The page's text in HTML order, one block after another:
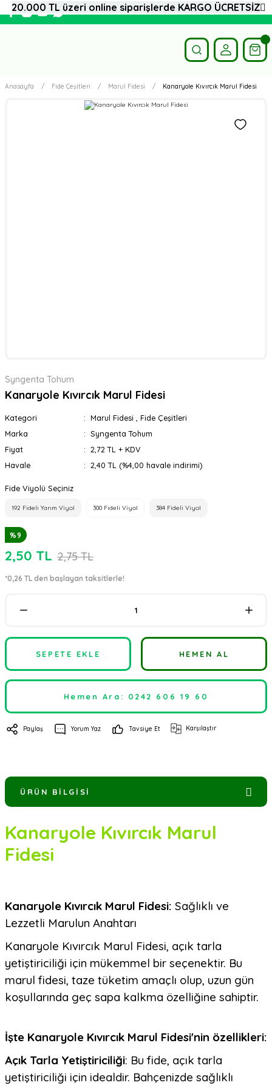
Anasayfa Fide Çeşitleri Marul Fidesi Kanaryole Kıvırcık Marul Fidesi
Syngenta Tohum
Kanaryole Kıvırcık Marul Fidesi
Kategori Marul Fidesi
Fide Çeşitleri
Marka
Syngenta Tohum
Fiyat
2,72 TL + KDV
Havale
2,40 TL (%4,00 havale indirimi)
Fide Viyolü Seçiniz
192 Fideli Yarım Viyol 300 Fideli Viyol 384 Fideli Viyol
%9
2,50 TL 2,75 TL
*0,26 TL den başlayan taksitlerle!
SEPETE EKLE HEMEN AL
Hemen Ara: 0242 606 19 60
Paylaş Yorum Yaz Tavsiye Et Karşılaştır
ÜRÜN BILGISI
Kanaryole Kıvırcık Marul
Fidesi
Kanaryole Kıvırcık Marul Fidesi: Sağlıklı ve
Lezzetli Marulun Anahtarı
Kanaryole Kıvırcık Marul Fidesi, açık tarla
yetiştiriciliği için mükemmel bir seçenektir. Bu
marul fidesi, taze tüketim amaçlı olup, uzun gün
koşullarında geç sapa kalkma özelliğine sahiptir.
İşte Kanaryole Kıvırcık Marul Fidesi'nin özellikleri:
Açık Tarla Yetiştiriciliği: Bu fide, açık tarla
yetiştiriciliği için idealdir. Bahçenizde sağlıklı
20.000 TL üzeri online siparişlerde KARGO ÜCRETSİZ